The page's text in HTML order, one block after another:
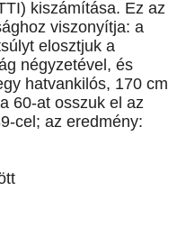
kiszámítása. Ez az
viszonyítja: a
elosztjuk a
négyzetével, és
hatvankilós, 170 cm
60-at osszuk el az
cel; az eredmény: